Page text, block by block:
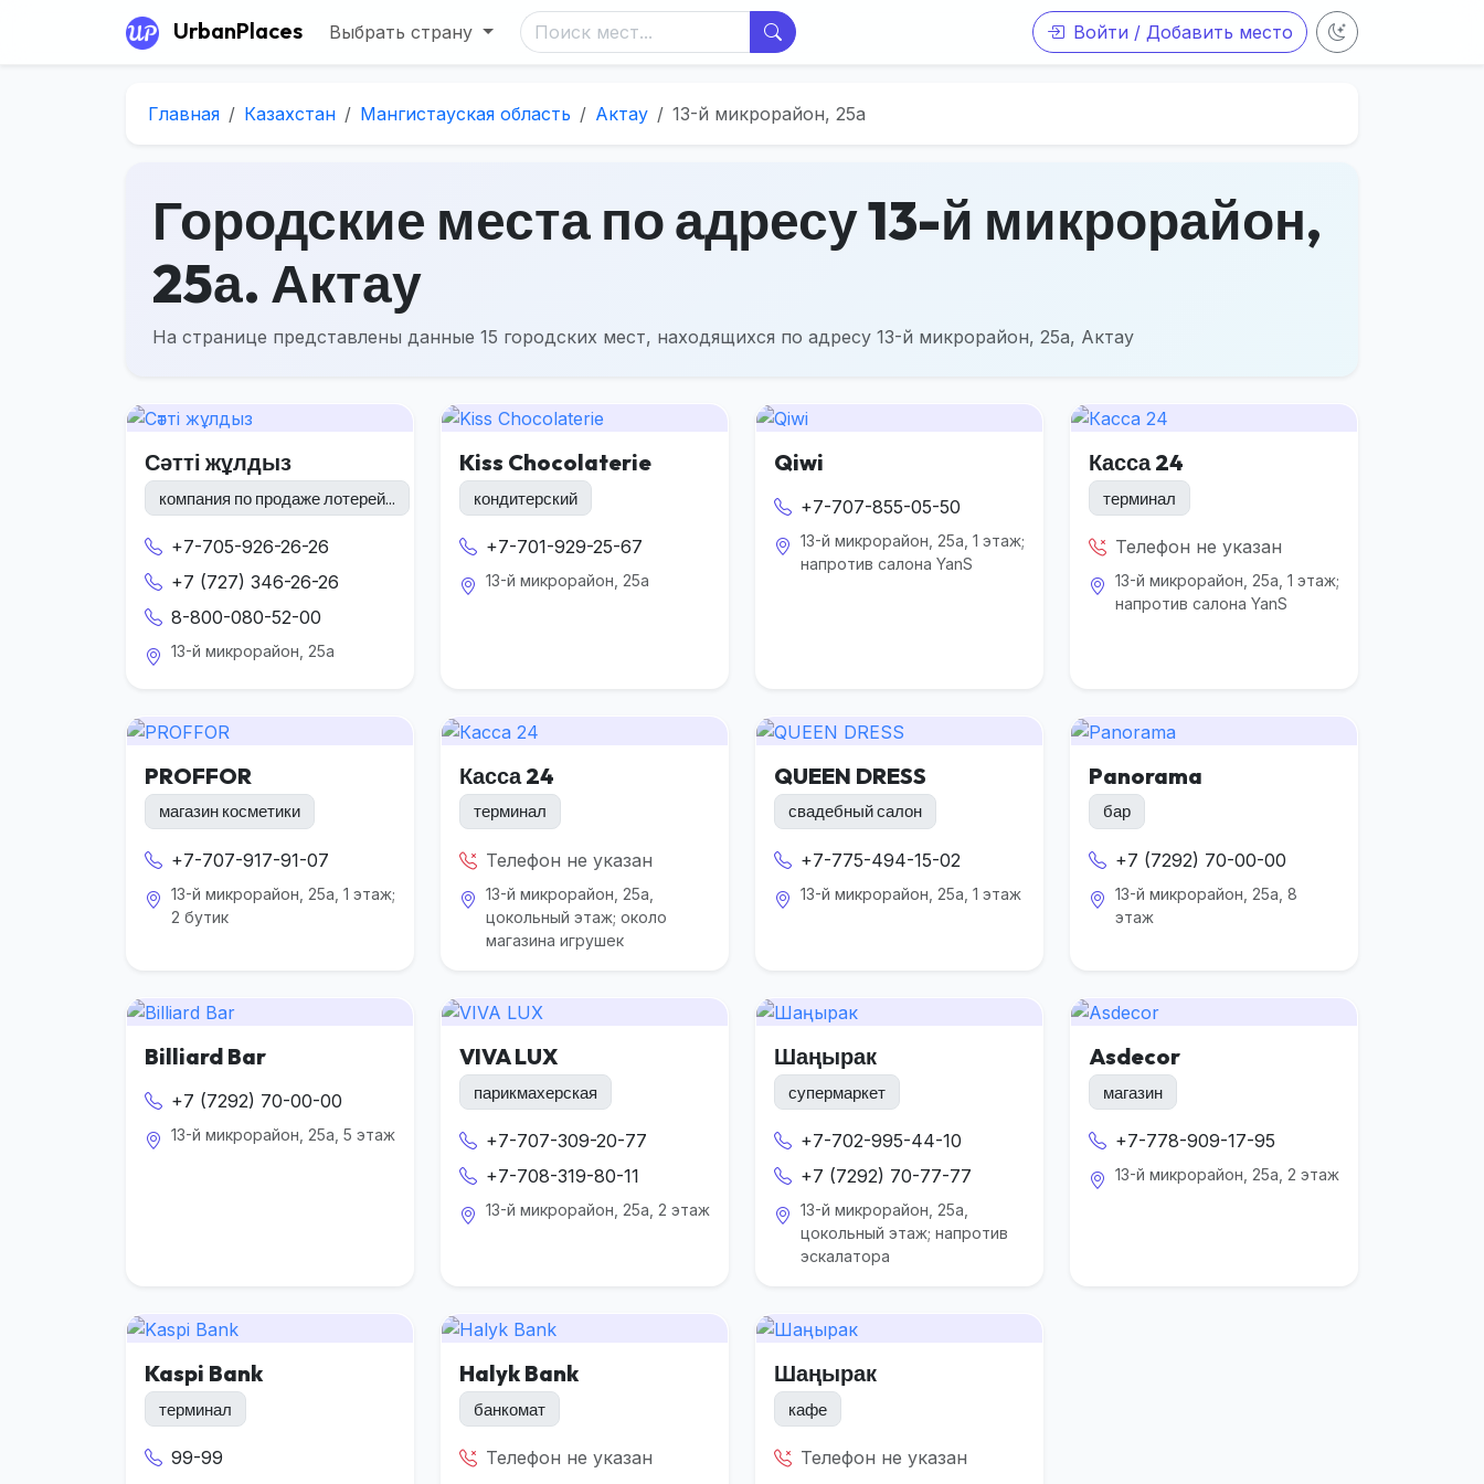
UrbanPlaces Выбрать страну Войти / Добавить место
Главная Казахстан Мангистауская область Актау 13-й микрорайон, 25а
Городские места по адресу 13-й микрорайон,
25а. Актау
На странице представлены данные 15 городских мест, находящихся по адресу 13-й микрорайон, 25а, Актау
Сәтті жұлдыз
компания по продаже лотерей...
+7-705-926-26-26
+7 (727) 346-26-26
8-800-080-52-00
13-й микрорайон, 25а
Kiss Chocolaterie
кондитерский
+7-701-929-25-67
13-й микрорайон, 25а
Qiwi
+7-707-855-05-50
13-й микрорайон, 25а, 1 этаж;
напротив салона YanS
Касса 24
терминал
Телефон не указан
13-й микрорайон, 25а, 1 этаж;
напротив салона YanS
PROFFOR
магазин косметики
+7-707-917-91-07
13-й микрорайон, 25а, 1 этаж;
2 бутик
Касса 24
терминал
Телефон не указан
13-й микрорайон, 25а,
цокольный этаж; около
магазина игрушек
QUEEN DRESS
свадебный салон
+7-775-494-15-02
13-й микрорайон, 25а, 1 этаж
Panorama
бар
+7 (7292) 70-00-00
13-й микрорайон, 25а, 8
этаж
Billiard Bar
+7 (7292) 70-00-00
13-й микрорайон, 25а, 5 этаж
VIVA LUX
парикмахерская
+7-707-309-20-77
+7-708-319-80-11
13-й микрорайон, 25а, 2 этаж
Шаңырак
супермаркет
+7-702-995-44-10
+7 (7292) 70-77-77
13-й микрорайон, 25а,
цокольный этаж; напротив
эскалатора
Asdecor
магазин
+7-778-909-17-95
13-й микрорайон, 25а, 2 этаж
Kaspi Bank
терминал
99-99
Halyk Bank
банкомат
Телефон не указан
Шаңырак
кафе
Телефон не указан